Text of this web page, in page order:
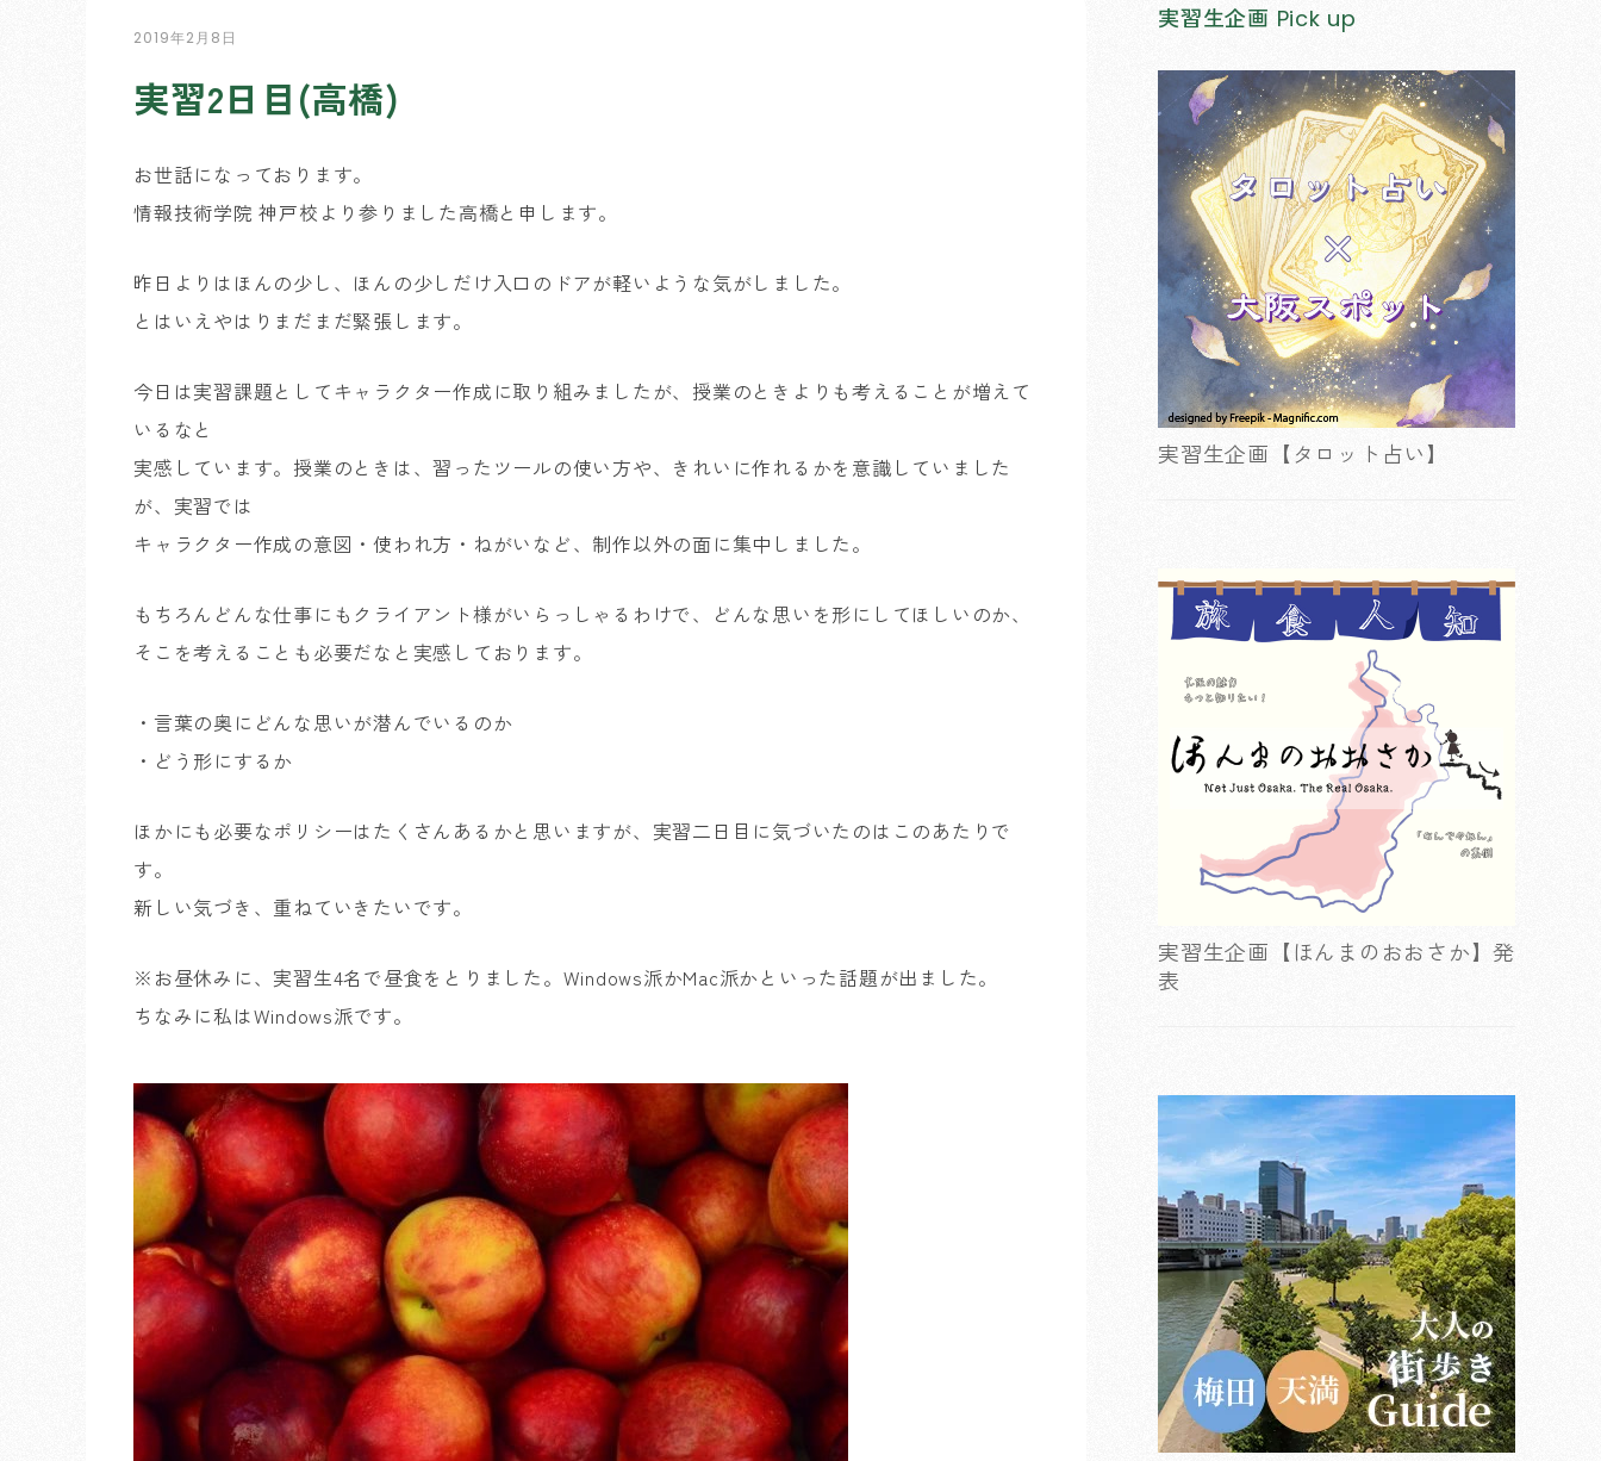
2019年2月8日
実習2日目(高橋)
お世話になっております。
情報技術学院 神戸校より参りました高橋と申します。
昨日よりはほんの少し、ほんの少しだけ入口のドアが軽いような気がしました。
とはいえやはりまだまだ緊張します。
今日は実習課題としてキャラクター作成に取り組みましたが、授業のときよりも考えることが増えて
いるなと
実感しています。授業のときは、習ったツールの使い方や、きれいに作れるかを意識していました
が、実習では
キャラクター作成の意図・使われ方・ねがいなど、制作以外の面に集中しました。
もちろんどんな仕事にもクライアント様がいらっしゃるわけで、どんな思いを形にしてほしいのか、
そこを考えることも必要だなと実感しております。
・言葉の奥にどんな思いが潜んでいるのか
・どう形にするか
ほかにも必要なポリシーはたくさんあるかと思いますが、実習二日目に気づいたのはこのあたりで
す。
新しい気づき、重ねていきたいです。
※お昼休みに、実習生4名で昼食をとりました。Windows派かMac派かといった話題が出ました。
ちなみに私はWindows派です。
実習生企画 Pick up
実習生企画【タロット占い】
実習生企画【ほんまのおおさか】発
表